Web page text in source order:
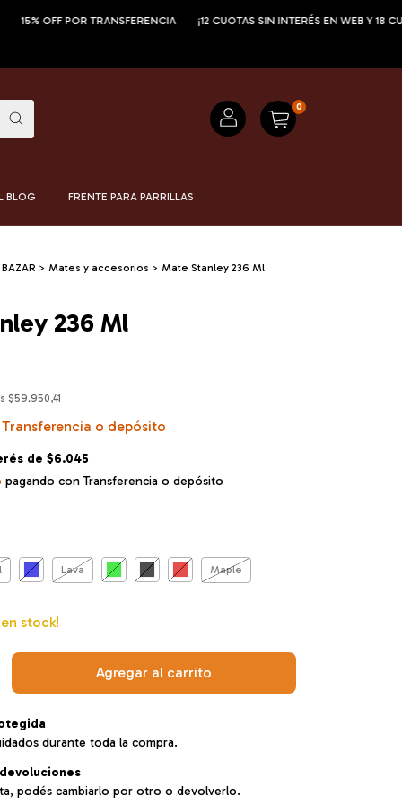
OFF POR TRANSFERENCIA ¡12 CUOTAS SIN INTERÉS EN WEB Y 18
0
BLOG FRENTE PARA PARRILLAS
BAZAR > Mates y accesorios > Mate Stanley 236 Ml
236 Ml
$59.950,41
Transferencia o depósito
de $6.045
pagando con Transferencia o depósito
Lava Maple
en stock!
durante toda la compra.
podés cambiarlo por otro o devolverlo.